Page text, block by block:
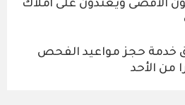
الأقصى ويعتدون على أملاك
خدمة حجز مواعيد الفحص
من الأحد